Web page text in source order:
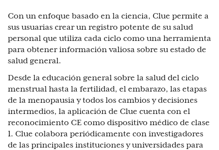
Con un enfoque basado en la ciencia, Clue permite a
sus usuarias crear un registro potente de su salud
personal que utiliza cada ciclo como una herramienta
para obtener información valiosa sobre su estado de
salud general.
Desde la educación general sobre la salud del ciclo
menstrual hasta la fertilidad, el embarazo, las etapas
de la menopausia y todos los cambios y decisiones
intermedios, la aplicación de Clue cuenta con el
reconocimiento CE como dispositivo médico de clase
1. Clue colabora periódicamente con investigadores
de las principales instituciones y universidades para